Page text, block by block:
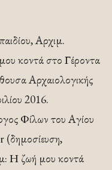
Αρχιμ.
κοντά στο Γέροντα
Αρχαιολογικής
2016.
Φίλων του Αγίου
Η ζωή μου κοντά